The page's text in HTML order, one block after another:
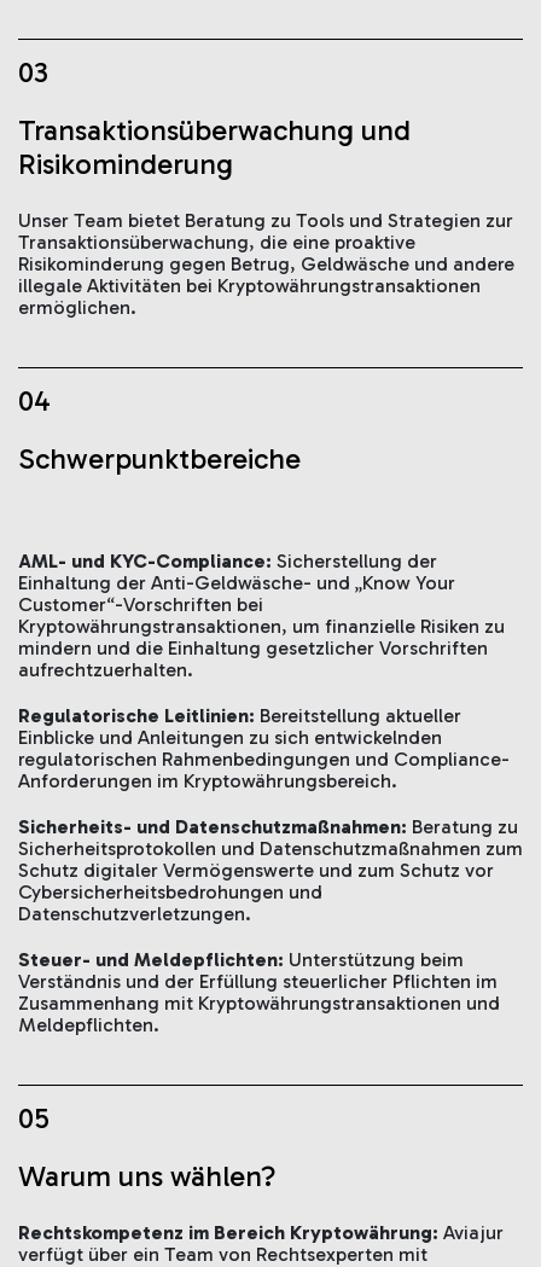
03
Transaktionsüberwachung und
Risikominderung
Unser Team bietet Beratung zu Tools und Strategien zur
Transaktionsüberwachung, die eine proaktive
Risikominderung gegen Betrug, Geldwäsche und andere
illegale Aktivitäten bei Kryptowährungstransaktionen
ermöglichen.
04
Schwerpunktbereiche
AML- und KYC-Compliance: Sicherstellung der
Einhaltung der Anti-Geldwäsche- und „Know Your
Customer“-Vorschriften bei
Kryptowährungstransaktionen, um finanzielle Risiken zu
mindern und die Einhaltung gesetzlicher Vorschriften
aufrechtzuerhalten.
Regulatorische Leitlinien: Bereitstellung aktueller
Einblicke und Anleitungen zu sich entwickelnden
regulatorischen Rahmenbedingungen und Compliance-
Anforderungen im Kryptowährungsbereich.
Sicherheits- und Datenschutzmaßnahmen: Beratung zu
Sicherheitsprotokollen und Datenschutzmaßnahmen zum
Schutz digitaler Vermögenswerte und zum Schutz vor
Cybersicherheitsbedrohungen und
Datenschutzverletzungen.
Steuer- und Meldepflichten: Unterstützung beim
Verständnis und der Erfüllung steuerlicher Pflichten im
Zusammenhang mit Kryptowährungstransaktionen und
Meldepflichten.
05
Warum uns wählen?
Rechtskompetenz im Bereich Kryptowährung: Aviajur
verfügt über ein Team von Rechtsexperten mit